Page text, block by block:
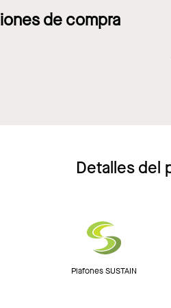
de compra
Detalles del
Plafones SUSTAIN